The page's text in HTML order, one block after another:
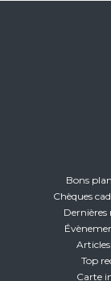
Bons
Chèques
Dernières
Top
Carte